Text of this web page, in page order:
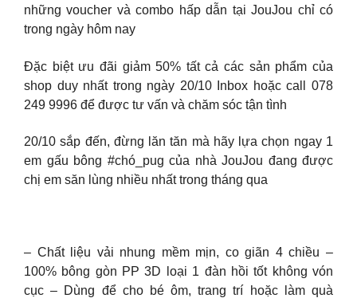
những voucher và combo hấp dẫn tại JouJou chỉ có
trong ngày hôm nay
Đặc biệt ưu đãi giảm 50% tất cả các sản phẩm của
shop duy nhất trong ngày 20/10 Inbox hoặc call 078
249 9996 để được tư vấn và chăm sóc tận tình
20/10 sắp đến, đừng lăn tăn mà hãy lựa chọn ngay 1
em gấu bông #chó_pug của nhà JouJou đang được
chị em săn lùng nhiều nhất trong tháng qua
– Chất liệu vải nhung mềm mịn, co giãn 4 chiều –
100% bông gòn PP 3D loại 1 đàn hồi tốt không vón
cục – Dùng để cho bé ôm, trang trí hoặc làm quà